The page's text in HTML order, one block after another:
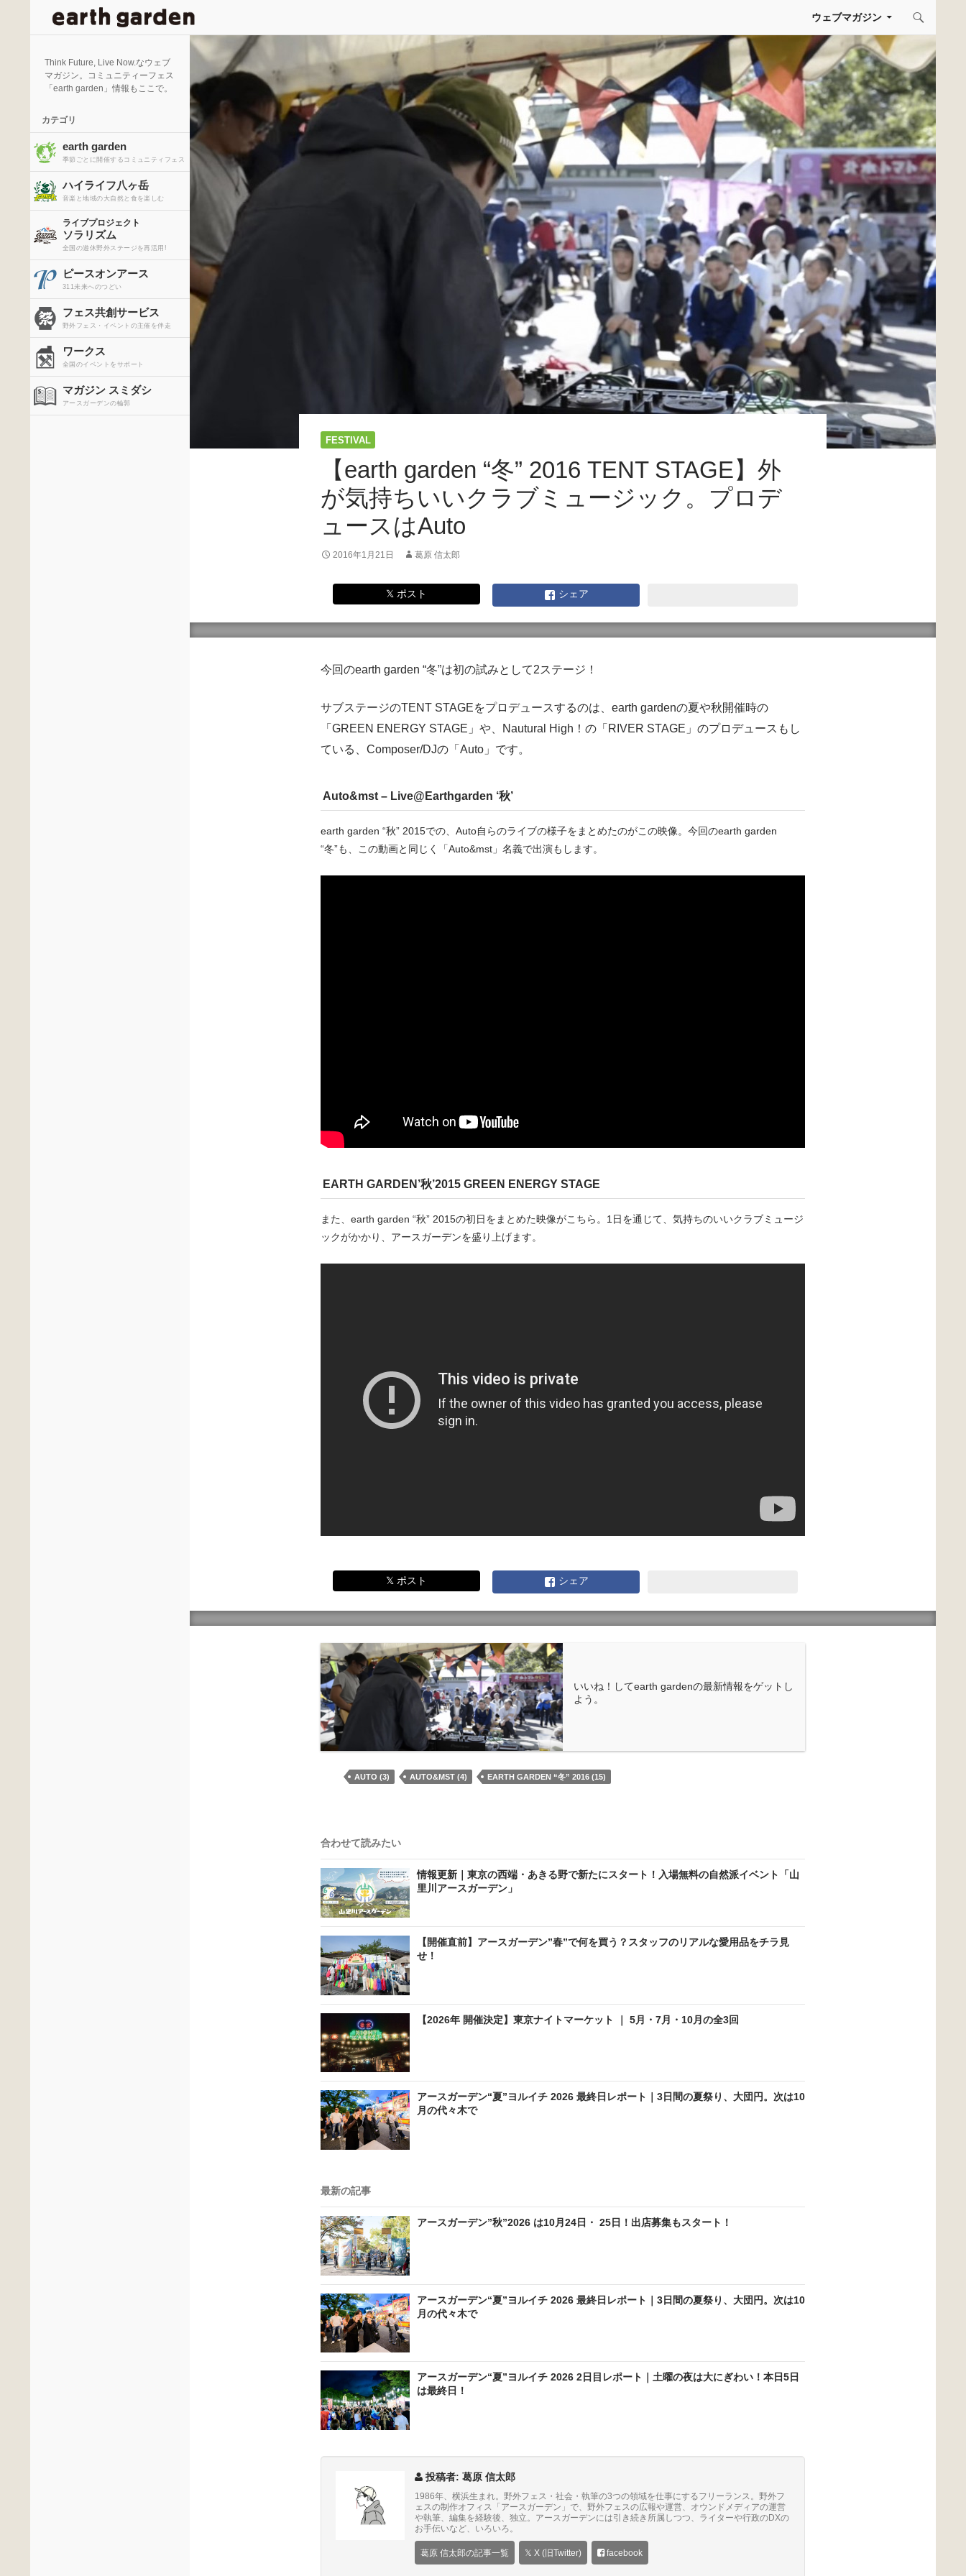
ウェブマガジン
FESTIVAL
【earth garden “冬” 2016 TENT STAGE】外
が気持ちいいクラブミュージック。プロデ
ュースはAuto
2016年1月21日 葛原 信太郎
𝕏 ポスト シェア
今回のearth garden “冬”は初の試みとして2ステージ！
サブステージのTENT STAGEをプロデュースするのは、earth gardenの夏や秋開催時の
「GREEN ENERGY STAGE」や、Nautural High！の「RIVER STAGE」のプロデュースもし
ている、Composer/DJの「Auto」です。
Auto&mst – Live@Earthgarden ‘秋’
earth garden “秋” 2015での、Auto自らのライブの様子をまとめたのがこの映像。今回のearth garden
“冬”も、この動画と同じく「Auto&mst」名義で出演もします。
EARTH GARDEN’秋’2015 GREEN ENERGY STAGE
また、earth garden “秋” 2015の初日をまとめた映像がこちら。1日を通じて、気持ちのいいクラブミュージ
ックがかかり、アースガーデンを盛り上げます。
𝕏 ポスト シェア
いいね！してearth gardenの最新情報をゲットし
よう。
AUTO (3) AUTO&MST (4) EARTH GARDEN “冬” 2016 (15)
合わせて読みたい
情報更新｜東京の西端・あきる野で新たにスタート！入場無料の自然派イベント「山
里川アースガーデン」
【開催直前】アースガーデン”春”で何を買う？スタッフのリアルな愛用品をチラ見
せ！
【2026年 開催決定】東京ナイトマーケット ｜ 5月・7月・10月の全3回
アースガーデン“夏”ヨルイチ 2026 最終日レポート｜3日間の夏祭り、大団円。次は10
月の代々木で
最新の記事
アースガーデン”秋”2026 は10月24日・ 25日！出店募集もスタート！
アースガーデン“夏”ヨルイチ 2026 最終日レポート｜3日間の夏祭り、大団円。次は10
月の代々木で
アースガーデン“夏”ヨルイチ 2026 2日目レポート｜土曜の夜は大にぎわい！本日5日
は最終日！
投稿者: 葛原 信太郎
1986年、横浜生まれ。野外フェス・社会・執筆の3つの領域を仕事にするフリーランス。野外フ
ェスの制作オフィス「アースガーデン」で、野外フェスの広報や運営、オウンドメディアの運営
や執筆、編集を経験後、独立。アースガーデンには引き続き所属しつつ、ライターや行政のDXの
お手伝いなど、いろいろ。
葛原 信太郎の記事一覧 𝕏 X (旧Twitter) facebook
Think Future, Live Now.なウェブ
マガジン。コミュニティーフェス
「earth garden」情報もここで。
カテゴリ
earth garden
季節ごとに開催するコミュニティフェス
ハイライフ八ヶ岳
音楽と地域の大自然と食を楽しむ
ライブプロジェクト
ソラリズム
全国の遊休野外ステージを再活用!
ピースオンアース
311未来へのつどい
フェス共創サービス
野外フェス・イベントの主催を伴走
ワークス
全国のイベントをサポート
マガジン スミダシ
アースガーデンの輪郭